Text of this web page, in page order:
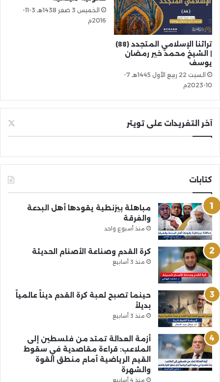
تراثنا الإسلامي المتجدد (88)
| الشيخ محمد خير رمضان
يوسف
السبت 22 ربيع الأول 1445هـ 7-
10-2023م
الخميس 3 صفر 1438هـ 3-11-
2016م
آخر التغريدات على تويتر
كتابات
مباهلة بيزنطية يقودها أهل البدعة
والفرقة
منذ أسبوع واحد
كرة القدم وصناعة الأصنام الحديثة
منذ 3 أسابيع
حينما تصبح لعبة كرة القدم ديناً عالمياً
بديلاً
منذ 3 أسابيع
أزمة العدالة تمتد من فلسطين إلى
الملاعب: قراءة مقاصدية في سقوط
القيم الرياضية أمام منطق القوة
والشهرة
منذ 4 أسابيع